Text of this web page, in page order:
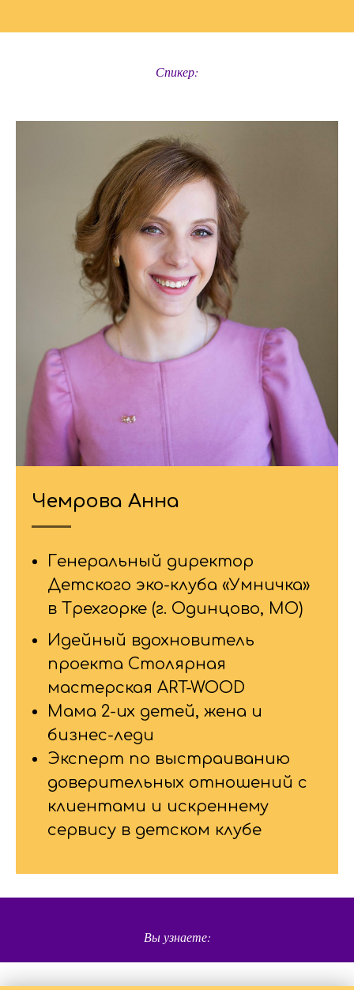
Спикер:
Чемрова Анна
Генеральный директор
Детского эко-клуба «Умничка»
в Трехгорке (г. Одинцово, МО)
Идейный вдохновитель
проекта Столярная
мастерская ART-WOOD
Мама 2-их детей, жена и
бизнес-леди
Эксперт по выстраиванию
доверительных отношений с
клиентами и искреннему
сервису в детском клубе
Вы узнаете: